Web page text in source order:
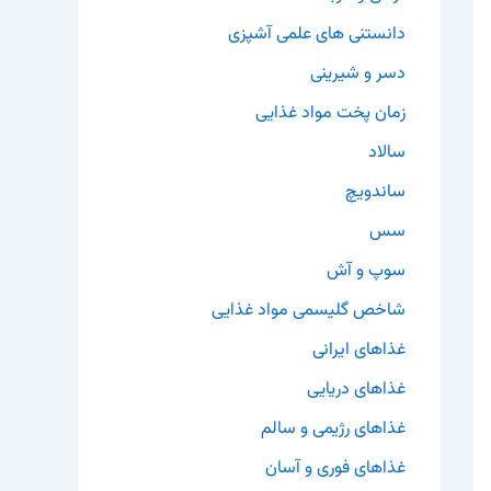
دانستنی های علمی آشپزی
دسر و شیرینی
زمان پخت مواد غذایی
سالاد
ساندویچ
سس
سوپ و آش
شاخص گلیسمی مواد غذایی
غذاهای ایرانی
غذاهای دریایی
غذاهای رژیمی و سالم
غذاهای فوری و آسان